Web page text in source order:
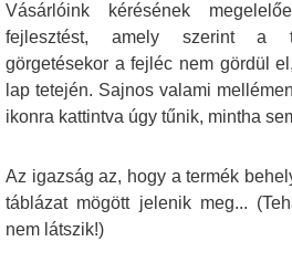
Vásárlóink kérésének
fejlesztést, amely szerint a
görgetésekor a fejléc nem gördül
lap tetején. Sajnos valami
ikonra kattintva úgy tűnik, mintha
Az igazság az, hogy a termék
táblázat mögött jelenik meg...
nem látszik!)